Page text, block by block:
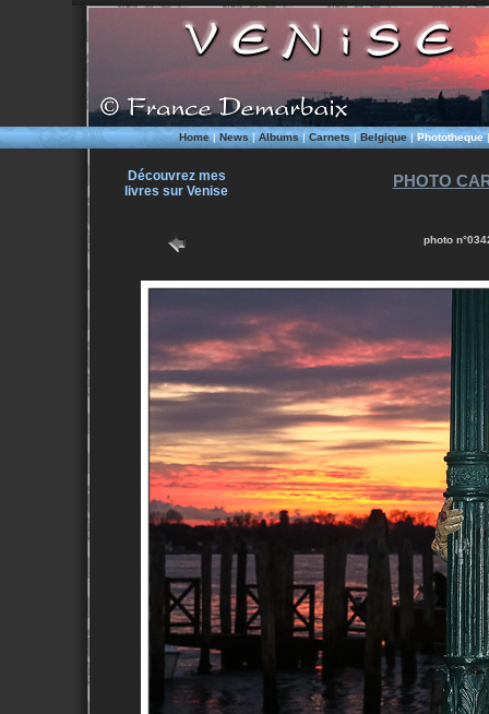
Home|News|Albums|Carnets|Belgique|Phototheque
Découvrez mes
livres sur Venise
PHOTO
photo